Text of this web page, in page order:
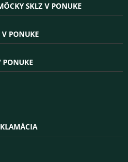
SKLZ V PONUKE
V PONUKE
PONUKE